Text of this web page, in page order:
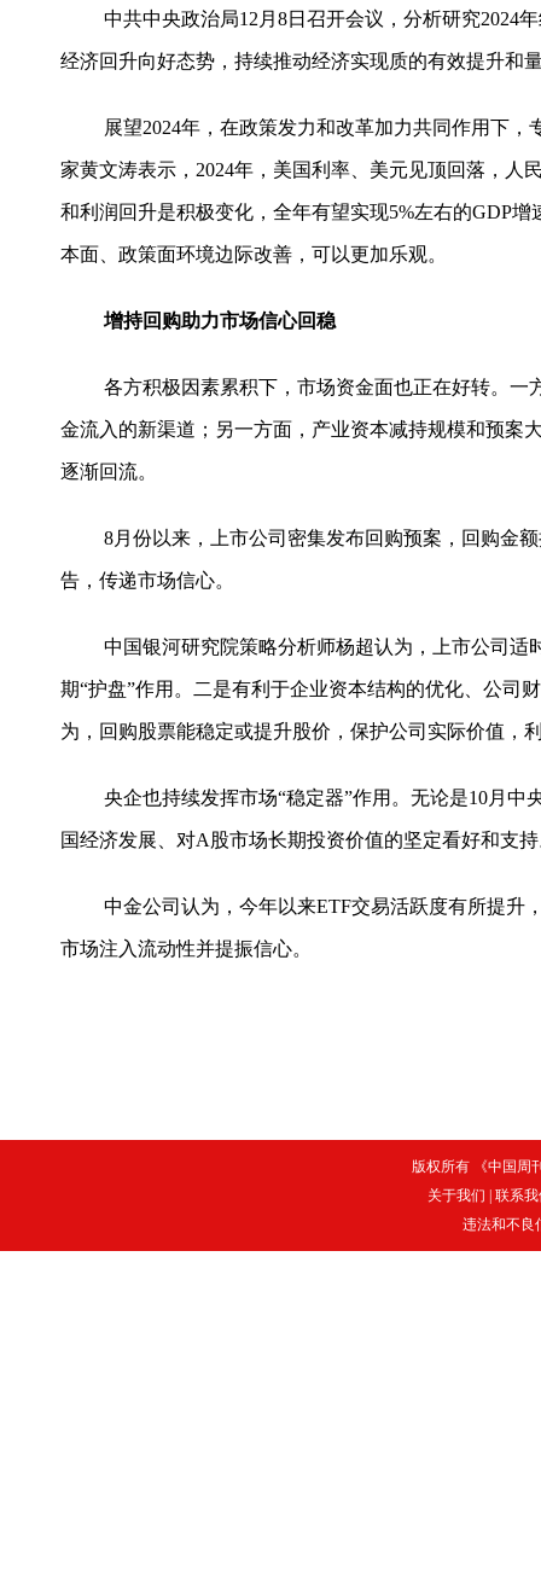
中共中央政治局12月8日召开会议，分析研究2024
经济回升向好态势，持续推动经济实现质的有效提升和
展望2024年，在政策发力和改革加力共同作用下
家黄文涛表示，2024年，美国利率、美元见顶回落，
和利润回升是积极变化，全年有望实现5%左右的GDP
本面、政策面环境边际改善，可以更加乐观。
增持回购助力市场信心回稳
各方积极因素累积下，市场资金面也正在好转。
金流入的新渠道；另一方面，产业资本减持规模和预案
逐渐回流。
8月份以来，上市公司密集发布回购预案，回购金
告，传递市场信心。
中国银河研究院策略分析师杨超认为，上市公司
期“护盘”作用。二是有利于企业资本结构的优化、公司
为，回购股票能稳定或提升股价，保护公司实际价值，
央企也持续发挥市场“稳定器”作用。无论是10月
国经济发展、对A股市场长期投资价值的坚定看好和支
中金公司认为，今年以来ETF交易活跃度有所提升
市场注入流动性并提振信心。
版权所有 《中国周
关于我们
联系
违法和不良